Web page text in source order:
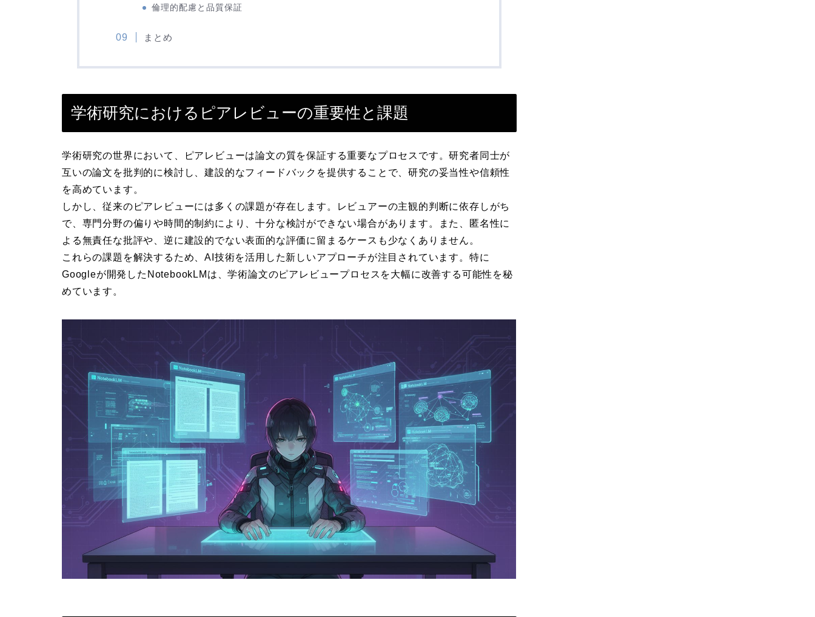
倫理的配慮と品質保証
まとめ
学術研究におけるピアレビューの重要性と課題
学術研究の世界において、ピアレビューは論文の質を保証する重要なプロセスです。研究者同士が
互いの論文を批判的に検討し、建設的なフィードバックを提供することで、研究の妥当性や信頼性
を高めています。
しかし、従来のピアレビューには多くの課題が存在します。レビュアーの主観的判断に依存しがち
で、専門分野の偏りや時間的制約により、十分な検討ができない場合があります。また、匿名性に
よる無責任な批評や、逆に建設的でない表面的な評価に留まるケースも少なくありません。
これらの課題を解決するため、AI技術を活用した新しいアプローチが注目されています。特に
Googleが開発したNotebookLMは、学術論文のピアレビュープロセスを大幅に改善する可能性を秘
めています。